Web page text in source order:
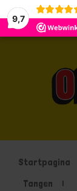
9,7
Startpagina
Tangen